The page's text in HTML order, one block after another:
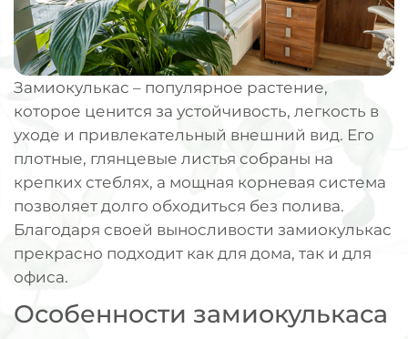
Замиокулькас – популярное растение,
которое ценится за устойчивость, легкость в
уходе и привлекательный внешний вид. Его
плотные, глянцевые листья собраны на
крепких стеблях, а мощная корневая система
позволяет долго обходиться без полива.
Благодаря своей выносливости замиокулькас
прекрасно подходит как для дома, так и для
офиса.
Особенности замиокулькаса